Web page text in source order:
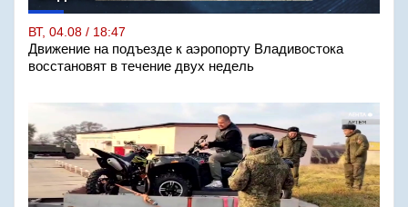
ВТ, 04.08 / 18:47
Движение на подъезде к аэропорту Владивостока
восстановят в течение двух недель